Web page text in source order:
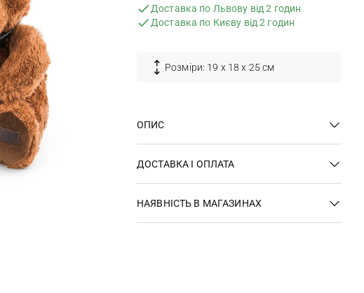
Доставка по Львову від 2 годин
Доставка по Києву від 2 годин
Розміри: 19 х 18 х 25 см
ОПИС
ДОСТАВКА І ОПЛАТА
НАЯВНІСТЬ В МАГАЗИНАХ